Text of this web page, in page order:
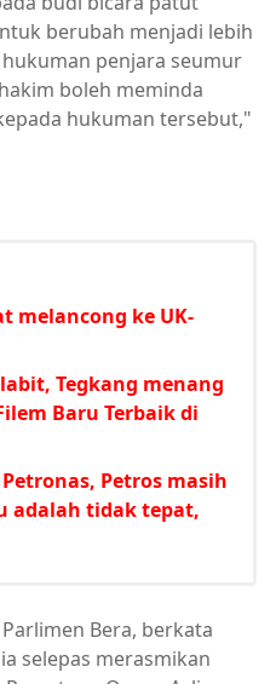
berubah menjadi lebih
penjara seumur
boleh meminda
hukuman tersebut,"
melancong ke UK-
Tegkang menang
Baru Terbaik di
Petros masih
adalah tidak tepat,
Bera, berkata
selepas merasmikan